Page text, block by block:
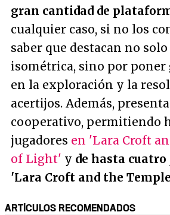
gran cantidad de
cualquier caso, si no los
saber que destacan no
isométrica, sino por poner
en la exploración y la
acertijos. Además,
cooperativo, permitiendo
jugadores en 'Lara Croft
of Light' y de hasta cuatro
'Lara Croft and the
ARTÍCULOS RECOMENDADOS